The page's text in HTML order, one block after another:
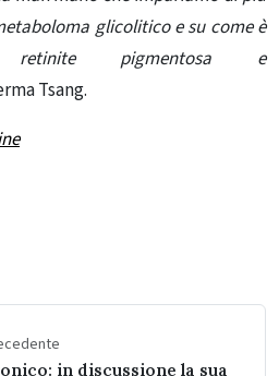
glicolitico e su come è
retinite pigmentosa e
Tsang.
in discussione la sua